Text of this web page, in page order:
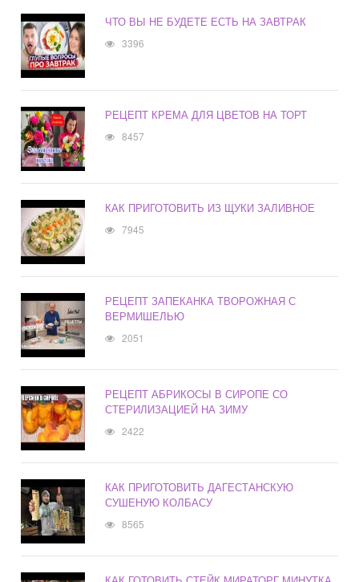
ЧТО ВЫ НЕ БУДЕТЕ ЕСТЬ НА ЗАВТРАК
3396
РЕЦЕПТ КРЕМА ДЛЯ ЦВЕТОВ НА ТОРТ
8457
КАК ПРИГОТОВИТЬ ИЗ ЩУКИ ЗАЛИВНОЕ
7945
РЕЦЕПТ ЗАПЕКАНКА ТВОРОЖНАЯ С
ВЕРМИШЕЛЬЮ
2051
РЕЦЕПТ АБРИКОСЫ В СИРОПЕ СО
СТЕРИЛИЗАЦИЕЙ НА ЗИМУ
2422
КАК ПРИГОТОВИТЬ ДАГЕСТАНСКУЮ
СУШЕНУЮ КОЛБАСУ
8565